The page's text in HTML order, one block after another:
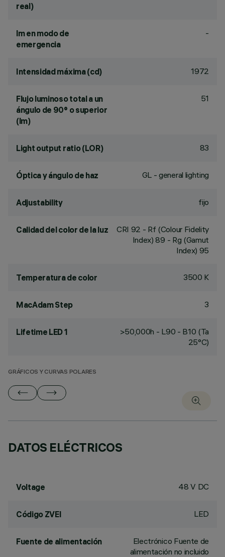
real)
lm en modo de
emergencia
-
Intensidad máxima (cd) 1972
Flujo luminoso total a un
ángulo de 90° o superior
(lm)
51
Light output ratio (LOR) 83
Óptica y ángulo de haz GL - general lighting
Adjustability fijo
Calidad del color de la luz CRI 92 - Rf (Colour Fidelity
Index) 89 - Rg (Gamut
Index) 95
Temperatura de color 3500 K
MacAdam Step 3
Lifetime LED 1
>50,000h - L90 - B10 (Ta
25°C)
GRÁFICOS Y CURVAS POLARES
DATOS ELÉCTRICOS
Voltage 48 V DC
Código ZVEI LED
Fuente de alimentación
Electrónico Fuente de
alimentación no incluido